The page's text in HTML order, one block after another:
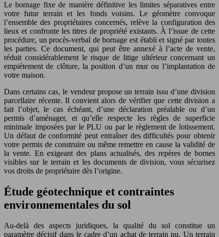
Le bornage fixe de manière définitive les limites séparatives entre
votre futur terrain et les fonds voisins. Le géomètre convoque
l’ensemble des propriétaires concernés, relève la configuration des
lieux et confronte les titres de propriété existants. À l’issue de cette
procédure, un procès-verbal de bornage est établi et signé par toutes
les parties. Ce document, qui peut être annexé à l’acte de vente,
réduit considérablement le risque de litige ultérieur concernant un
empiétement de clôture, la position d’un mur ou l’implantation de
votre maison.
Dans certains cas, le vendeur propose un terrain issu d’une division
parcellaire récente. Il convient alors de vérifier que cette division a
fait l’objet, le cas échéant, d’une déclaration préalable ou d’un
permis d’aménager, et qu’elle respecte les règles de superficie
minimale imposées par le PLU ou par le règlement de lotissement.
Un défaut de conformité peut entraîner des difficultés pour obtenir
votre permis de construire ou même remettre en cause la validité de
la vente. En exigeant des plans actualisés, des repères de bornes
visibles sur le terrain et les documents de division, vous sécurisez
vos droits de propriétaire dès l’origine.
Étude géotechnique et contraintes
environnementales du sol
Au-delà des aspects juridiques, la qualité du sol constitue un
paramètre décisif dans le cadre d’un achat de terrain nu. Un terrain